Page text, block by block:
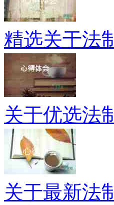
精选关于法
关于优选法
关于最新法